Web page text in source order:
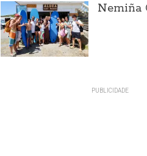
Nemiña